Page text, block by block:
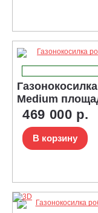
Medium
469 000 р.
В корзину